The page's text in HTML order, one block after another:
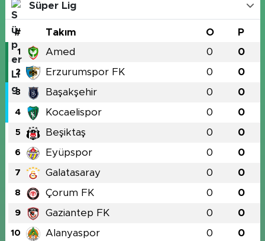
Süper Lig
# Takım O P
1 Amed 0 0
2 Erzurumspor FK 0 0
3 Başakşehir 0 0
4 Kocaelispor 0 0
5 Beşiktaş 0 0
6 Eyüpspor 0 0
7 Galatasaray 0 0
8 Çorum FK 0 0
9 Gaziantep FK 0 0
10 Alanyaspor 0 0